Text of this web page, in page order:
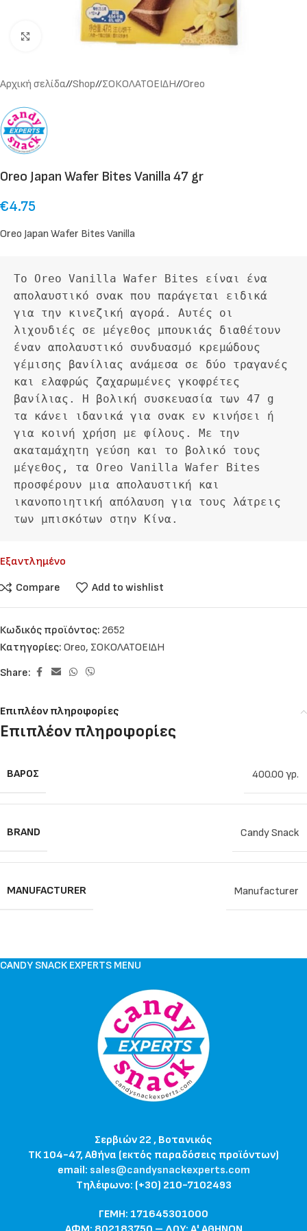
Click to enlarge
Αρχική σελίδα/ Shop/ ΣΟΚΟΛΑΤΟΕΙΔΗ/ Oreo
Oreo Japan Wafer Bites Vanilla 47 gr
€4.75
Oreo Japan Wafer Bites Vanilla
Το Oreo Vanilla Wafer Bites είναι ένα
απολαυστικό σνακ που παράγεται ειδικά
για την κινεζική αγορά. Αυτές οι
λιχουδιές σε μέγεθος μπουκιάς διαθέτουν
έναν απολαυστικό συνδυασμό κρεμώδους
γέμισης βανίλιας ανάμεσα σε δύο τραγανές
και ελαφρώς ζαχαρωμένες γκοφρέτες
βανίλιας. Η βολική συσκευασία των 47 g
τα κάνει ιδανικά για σνακ εν κινήσει ή
για κοινή χρήση με φίλους. Με την
ακαταμάχητη γεύση και το βολικό τους
μέγεθος, τα Oreo Vanilla Wafer Bites
προσφέρουν μια απολαυστική και
ικανοποιητική απόλαυση για τους λάτρεις
των μπισκότων στην Κίνα.
Εξαντλημένο
Compare
Add to wishlist
Κωδικός προϊόντος: 2652
Κατηγορίες: Oreo, ΣΟΚΟΛΑΤΟΕΙΔΗ
Share:
Επιπλέον πληροφορίες
Επιπλέον πληροφορίες
ΒΆΡΟΣ 400.00 γρ.
BRAND Candy Snack
MANUFACTURER Manufacturer
CANDY SNACK EXPERTS MENU
Σερβιών 22 , Βοτανικός
ΤΚ 104-47, Αθήνα (εκτός παραδόσεις προϊόντων)
email: sales@candysnackexperts.com
Τηλέφωνο: (+30) 210-7102493
ΓΕΜΗ: 171645301000